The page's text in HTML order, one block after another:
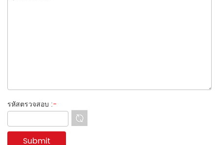
รหัสตรวจสอบ :-